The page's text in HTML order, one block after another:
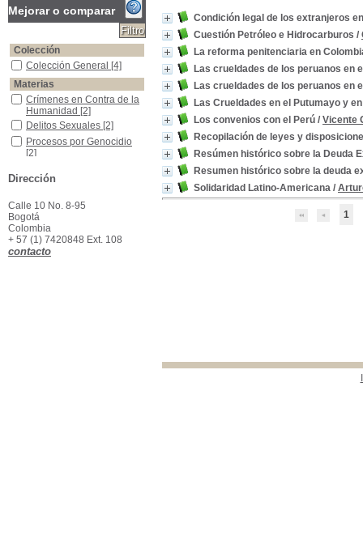
Condición legal de los extranjeros
Cuestión Petróleo e Hidrocarburos /
La reforma penitenciaria en
Las crueldades de los peruanos en
Las crueldades de los peruanos en
Las Crueldades en el Putumayo y
Los convenios con el Perú / Vicente
Recopilación de leyes y
Resúmen histórico sobre la Deuda
Resumen histórico sobre la deuda
Solidaridad Latino-Americana /
1
Mejorar o comparar
Colección
Colección General
Colección General [4]
Materias
Crímenes en Contra de la Humanidad
Crímenes en Contra de la
Humanidad [2]
Delitos Sexuales
Delitos Sexuales [2]
Procesos por Genocidio
Procesos por Genocidio
[2]
Administración de Justicia Penal -Colombia -Ensayos, Conferencias, Etc.
Administración de Justicia
Ensayos, Conferencias,
Etc.
Caucho -Industria y comercio -Putumayo (Colombia) --1907
Caucho -Industria y
comercio -Putumayo
(Colombia) --1907
Dirección
Calle 10 No. 8-95
Bogotá
Colombia
+ 57 (1) 7420848 Ext. 108
contacto